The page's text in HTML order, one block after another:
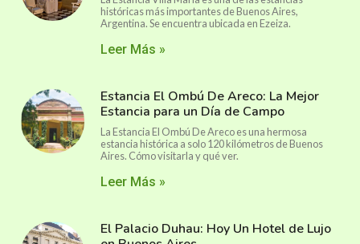
históricas más importantes de Buenos Aires,
Argentina. Se encuentra ubicada en Ezeiza.
Leer Más »
Estancia El Ombú De Areco: La Mejor
Estancia para un Día de Campo
La Estancia El Ombú De Areco es una hermosa
estancia histórica a solo 120 kilómetros de Buenos
Aires. Cómo visitarla y qué ver.
Leer Más »
El Palacio Duhau: Hoy Un Hotel de Lujo